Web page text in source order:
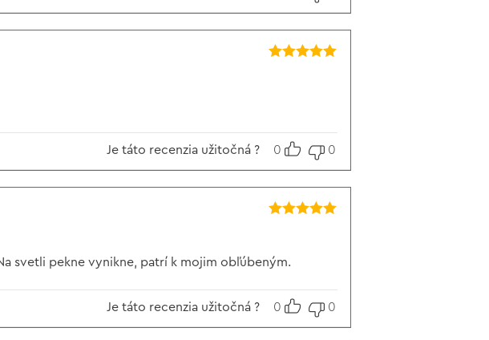
Je táto recenzia užitočná ? 0 0
svetli pekne vynikne, patrí k mojim obľúbeným.
Je táto recenzia užitočná ? 0 0